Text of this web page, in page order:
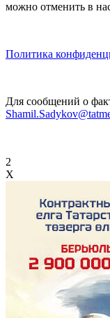
можно отменить в
Политика
Для сообщений о
2
X